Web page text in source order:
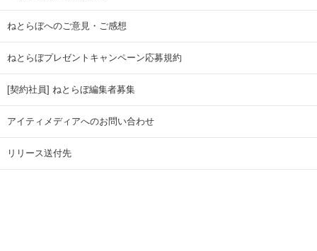
ねとらぼへのご意見・ご感想
ねとらぼプレゼントキャンペーン応募規約
[契約社員] ねとらぼ編集者募集
アイティメディアへのお問い合わせ
リリース送付先